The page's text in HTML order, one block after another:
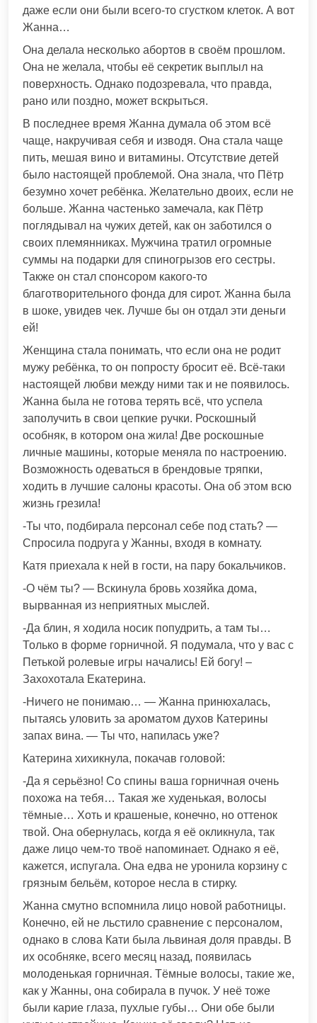
даже если они были всего-то сгустком клеток. А вот
Жанна…
Она делала несколько абортов в своём прошлом.
Она не желала, чтобы её секретик выплыл на
поверхность. Однако подозревала, что правда,
рано или поздно, может вскрыться.
В последнее время Жанна думала об этом всё
чаще, накручивая себя и изводя. Она стала чаще
пить, мешая вино и витамины. Отсутствие детей
было настоящей проблемой. Она знала, что Пётр
безумно хочет ребёнка. Желательно двоих, если не
больше. Жанна частенько замечала, как Пётр
поглядывал на чужих детей, как он заботился о
своих племянниках. Мужчина тратил огромные
суммы на подарки для спиногрызов его сестры.
Также он стал спонсором какого-то
благотворительного фонда для сирот. Жанна была
в шоке, увидев чек. Лучше бы он отдал эти деньги
ей!
Женщина стала понимать, что если она не родит
мужу ребёнка, то он попросту бросит её. Всё-таки
настоящей любви между ними так и не появилось.
Жанна была не готова терять всё, что успела
заполучить в свои цепкие ручки. Роскошный
особняк, в котором она жила! Две роскошные
личные машины, которые меняла по настроению.
Возможность одеваться в брендовые тряпки,
ходить в лучшие салоны красоты. Она об этом всю
жизнь грезила!
-Ты что, подбирала персонал себе под стать? —
Спросила подруга у Жанны, входя в комнату.
Катя приехала к ней в гости, на пару бокальчиков.
-О чём ты? — Вскинула бровь хозяйка дома,
вырванная из неприятных мыслей.
-Да блин, я ходила носик попудрить, а там ты…
Только в форме горничной. Я подумала, что у вас с
Петькой ролевые игры начались! Ей богу! –
Захохотала Екатерина.
-Ничего не понимаю… — Жанна принюхалась,
пытаясь уловить за ароматом духов Катерины
запах вина. — Ты что, напилась уже?
Катерина хихикнула, покачав головой:
-Да я серьёзно! Со спины ваша горничная очень
похожа на тебя… Такая же худенькая, волосы
тёмные… Хоть и крашеные, конечно, но оттенок
твой. Она обернулась, когда я её окликнула, так
даже лицо чем-то твоё напоминает. Однако я её,
кажется, испугала. Она едва не уронила корзину с
грязным бельём, которое несла в стирку.
Жанна смутно вспомнила лицо новой работницы.
Конечно, ей не льстило сравнение с персоналом,
однако в слова Кати была львиная доля правды. В
их особняке, всего месяц назад, появилась
молоденькая горничная. Тёмные волосы, такие же,
как у Жанны, она собирала в пучок. У неё тоже
были карие глаза, пухлые губы… Они обе были